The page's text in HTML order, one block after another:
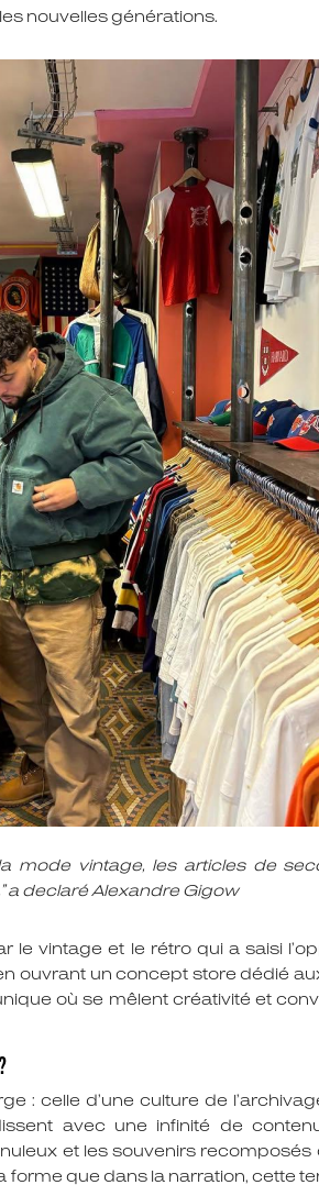
nouvelles générations.
mode vintage, les articles de
a declaré Alexandre Gigow
le vintage et le rétro qui a saisi
ouvrant un concept store dédié
où se mêlent créativité et
: celle d’une culture de
avec une infinité de
et les souvenirs recomposés
forme que dans la narration, cette